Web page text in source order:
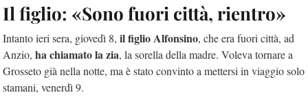
Il figlio: «Sono fuori città, rientro»
Intanto ieri sera, giovedì 8, il figlio Alfonsino, che era fuori città, ad
Anzio, ha chiamato la zia, la sorella della madre. Voleva tornare a
Grosseto già nella notte, ma è stato convinto a mettersi in viaggio solo
stamani, venerdì 9.